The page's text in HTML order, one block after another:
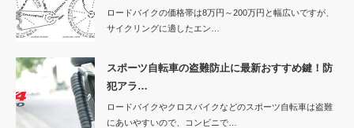
ロードバイクの価格帯は8万円～200万円と幅広いですが、
サイクリングに適したエン…
スポーツ自転車の盗難防止に最新おすすめ鍵！防
犯アラ…
ロードバイクやクロスバイクなどのスポーツ自転車は盗難
にあいやすいので、コンビニで…